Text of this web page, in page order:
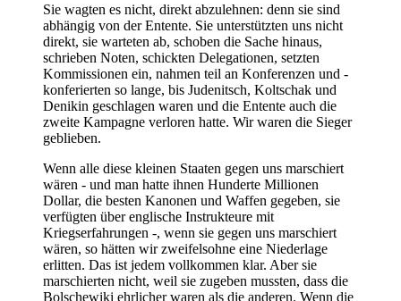
Sie wagten es nicht, direkt abzulehnen: denn sie sind
abhängig von der Entente. Sie unterstützten uns nicht
direkt, sie warteten ab, schoben die Sache hinaus,
schrieben Noten, schickten Delegationen, setzten
Kommissionen ein, nahmen teil an Konferenzen und -
konferierten so lange, bis Judenitsch, Koltschak und
Denikin geschlagen waren und die Entente auch die
zweite Kampagne verloren hatte. Wir waren die Sieger
geblieben.
Wenn alle diese kleinen Staaten gegen uns marschiert
wären - und man hatte ihnen Hunderte Millionen
Dollar, die besten Kanonen und Waffen gegeben, sie
verfügten über englische Instrukteure mit
Kriegserfahrungen -, wenn sie gegen uns marschiert
wären, so hätten wir zweifelsohne eine Niederlage
erlitten. Das ist jedem vollkommen klar. Aber sie
marschierten nicht, weil sie zugeben mussten, dass die
Bolschewiki ehrlicher waren als die anderen. Wenn die